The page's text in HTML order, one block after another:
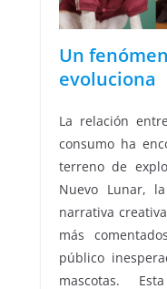
Un
evoluciona
La relación
consumo ha
terreno de
Nuevo Lunar,
narrativa
más
público
mascotas.